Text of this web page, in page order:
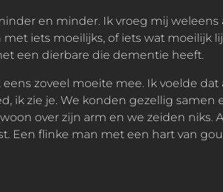
en minder. Ik vroeg mij weleens
iets moeilijks, of iets wat moeilijk
een dierbare die dementie heeft.
zoveel moeite mee. Ik voelde dat
ik zie je. We konden gezellig samen
over zijn arm en we zeiden niks.
Een flinke man met een hart van